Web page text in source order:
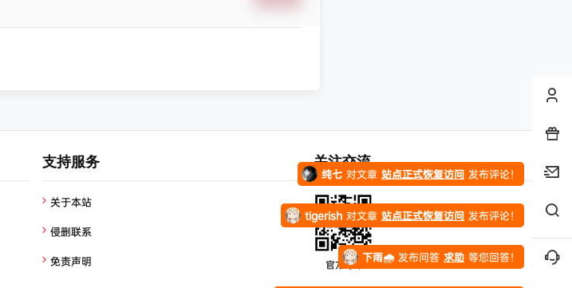
支持服务
关于本站
侵删联系
免责声明
关注交流
官方Q群
天南第一散修
纯七 对文章 站点正式恢复访问 发布评论！
纯七 对文章 站点正式恢复访问 发布评论！
tigerish 对文章 站点正式恢复访问 发布评论！
下雨🌧️ 发布问答 求助 等您回答！